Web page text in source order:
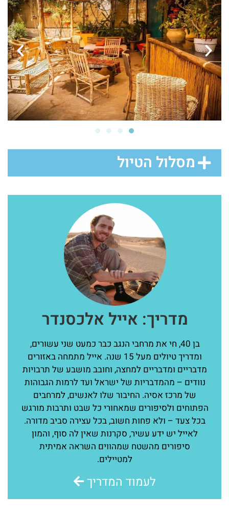
מסלול הטיול
מדריך: אייל אלכסנדר
בן 40, חי את מרחבי הנגב כבר כמעט שני עשורים,
ומדריך טיולים מעל 15 שנה. אייל מתמחה באזורים
מדבריים ומדבריים למחצה, וחובב מושבע של תרבויות
נוודים – מהמדבריות של ישראל ועד לרמות הגבוהות
של מרכז אסיה. החיבור שלו לאנשים, למרחבים
הפתוחים ולסיפורים שמאחורי כל שבט ותרבות מורגש
בכל צעד – ולא פחות חשוב, בכל עצירה סביב מדורה.
לאייל יש ידע עשיר, סקרנות שאין לה סוף, והמון
סיפורים מהשטח שמהווים השראה אמיתית
למטיילים.
לעמוד המדריך